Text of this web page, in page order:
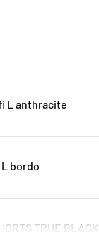
L anthracite
bordo
TRUE BLACK